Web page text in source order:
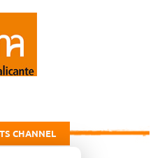
CHANNEL